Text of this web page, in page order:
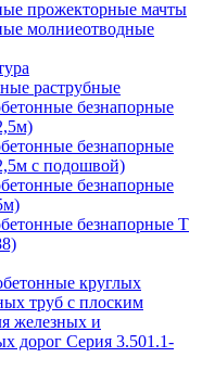
прожекторные мачты
молниеотводные
раструбные
безнапорные
безнапорные
с подошвой)
безнапорные
безнапорные Т
круглых
труб с плоским
железных и
дорог Серия 3.501.1-